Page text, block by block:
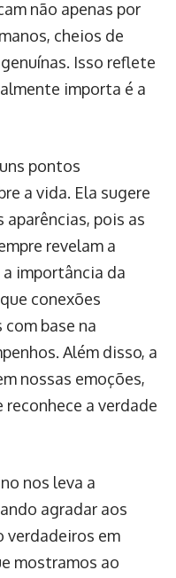
não apenas por
cheios de
Isso reflete
importa é a
pontos
a vida. Ela sugere
aparências, pois as
revelam a
importância da
conexões
base na
Além disso, a
nossas emoções,
a verdade
nos leva a
agradar aos
verdadeiros em
mostramos ao